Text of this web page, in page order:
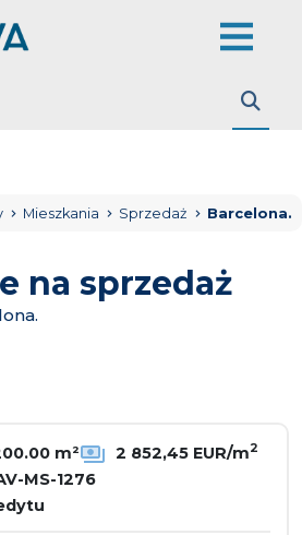
Mieszkania Sprzedaż Barcelona.
na sprzedaż
m² 2 852,45 EUR/m2
MS-1276